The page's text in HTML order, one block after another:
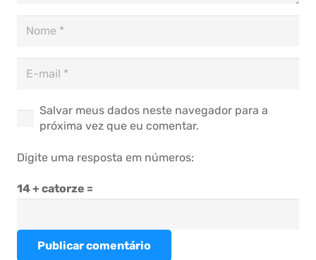
Salvar meus dados neste navegador para a
próxima vez que eu comentar.
Digite uma resposta em números:
14 + catorze =
Publicar comentário